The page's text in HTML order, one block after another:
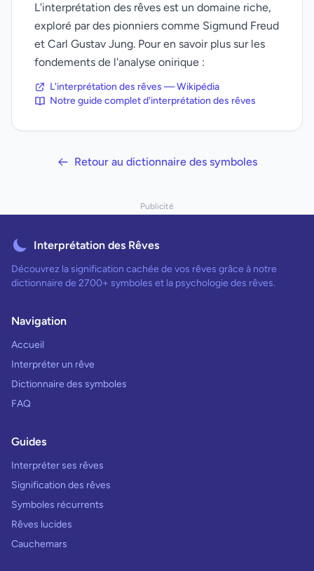
L'interprétation des rêves est un domaine riche,
exploré par des pionniers comme Sigmund Freud
et Carl Gustav Jung. Pour en savoir plus sur les
fondements de l'analyse onirique :
L'interprétation des rêves — Wikipédia
Notre guide complet d'interprétation des rêves
Retour au dictionnaire des symboles
Publicité
Interprétation des Rêves
Découvrez la signification cachée de vos rêves grâce à notre
dictionnaire de 2700+ symboles et la psychologie des rêves.
Navigation
Accueil
Interpréter un rêve
Dictionnaire des symboles
FAQ
Guides
Interpréter ses rêves
Signification des rêves
Symboles récurrents
Rêves lucides
Cauchemars